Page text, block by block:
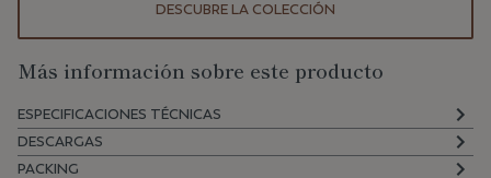
DESCUBRE LA COLECCIÓN
Más información sobre este producto
ESPECIFICACIONES TÉCNICAS
DESCARGAS
PACKING